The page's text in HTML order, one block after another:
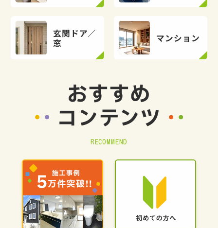
玄関ドア／
窓
マンション
おすすめ
コンテンツ
RECOMMEND